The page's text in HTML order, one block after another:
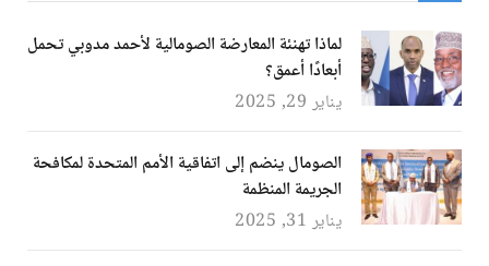
لماذا تهنئة المعارضة الصومالية لأحمد مدوبي تحمل
أبعادًا أعمق؟
يناير 29, 2025
الصومال ينضم إلى اتفاقية الأمم المتحدة لمكافحة
الجريمة المنظمة
يناير 31, 2025